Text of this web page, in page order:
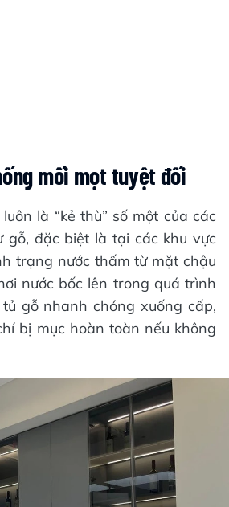
mối mọt tuyệt đối
là “kẻ thù” số một của các
gỗ, đặc biệt là tại các khu vực
trạng nước thấm từ mặt chậu
nước bốc lên trong quá trình
gỗ nhanh chóng xuống cấp,
bị mục hoàn toàn nếu không